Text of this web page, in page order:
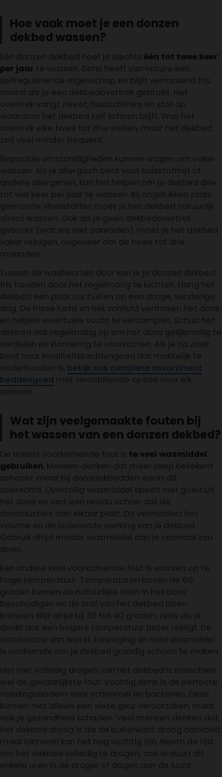
Hoe vaak moet je een donzen
dekbed wassen?
Een donzen dekbed hoef je slechts één tot twee keer
per jaar te wassen. Dons heeft van nature een
zelfregulerende eigenschap en blijft verrassend fris,
vooral als je een dekbedovertrek gebruikt. Het
overtrek vangt zweet, huidschilfers en stof op,
waardoor het dekbed zelf schoon blijft. Was het
overtrek elke twee tot drie weken, maar het dekbed
zelf veel minder frequent.
Bepaalde omstandigheden kunnen vragen om vaker
wassen. Als je allergisch bent voor huisstofmijt of
andere allergenen, kan het helpen om je dekbed drie
tot vier keer per jaar te wassen. Bij ongelukken zoals
gemorste vloeistoffen moet je het dekbed natuurlijk
direct wassen. Ook als je geen dekbedovertrek
gebruikt (wat we niet aanraden), moet je het dekbed
vaker reinigen, ongeveer om de twee tot drie
maanden.
Tussen de wasbeurten door kun je je donzen dekbed
fris houden door het regelmatig te luchten. Hang het
dekbed een paar uur buiten op een droge, winderige
dag. De frisse lucht en het zonlicht verfrissen het dons
en helpen eventuele vocht te verdampen. Schud het
dekbed ook regelmatig op om het dons gelijkmatig te
verdelen en klontering te voorkomen. Als je op zoek
bent naar kwaliteitsbeddengoed dat makkelijk te
onderhouden is, bekijk ons complete assortiment
beddengoed met verschillende opties voor elk
seizoen.
Wat zijn veelgemaakte fouten bij
het wassen van een donzen dekbed?
De meest voorkomende fout is te veel wasmiddel
gebruiken . Mensen denken dat meer zeep betekent
schoner, maar bij donsdekbedden werkt dit
averechts. Overtollig wasmiddel spoelt niet goed uit
het dons en laat een residu achter dat de
donsclusters aan elkaar plakt. Dit vermindert het
volume en de isolerende werking van je dekbed.
Gebruik altijd minder wasmiddel dan je normaal zou
doen.
Een andere veel voorkomende fout is wassen op te
hoge temperatuur. Temperaturen boven de 60
graden kunnen de natuurlijke oliën in het dons
beschadigen en de stof van het dekbed laten
krimpen. Blijf altijd bij 30 tot 40 graden, zelfs als je
denkt dat een hogere temperatuur beter reinigt. De
combinatie van water, beweging en mild wasmiddel
is voldoende om je dekbed grondig schoon te maken.
Het niet volledig drogen van het dekbed is misschien
wel de gevaarlijkste fout. Vochtig dons is de perfecte
voedingsbodem voor schimmel en bacteriën. Deze
kunnen niet alleen een vieze geur veroorzaken, maar
ook je gezondheid schaden. Veel mensen denken dat
het dekbed droog is als de buitenkant droog aanvoelt,
maar binnenin kan het nog vochtig zijn. Neem de tijd
om het dekbed volledig te drogen, ook al duurt dit
enkele uren in de droger of dagen aan de lucht.